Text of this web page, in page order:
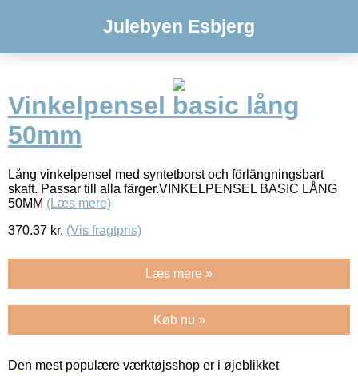
Julebyen Esbjerg
Vinkelpensel basic lång
50mm
Lång vinkelpensel med syntetborst och förlängningsbart
skaft. Passar till alla färger.VINKELPENSEL BASIC LÅNG
50MM (Læs mere)
370.37 kr. (Vis fragtpris)
Læs mere »
Køb nu »
Den mest populære værktøjsshop er i øjeblikket